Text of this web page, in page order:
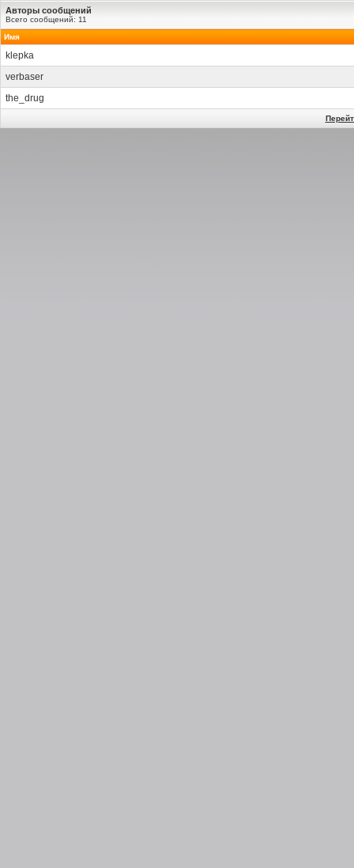
Авторы сообщений
Всего сообщений: 11
Имя
klepka
verbaser
the_drug